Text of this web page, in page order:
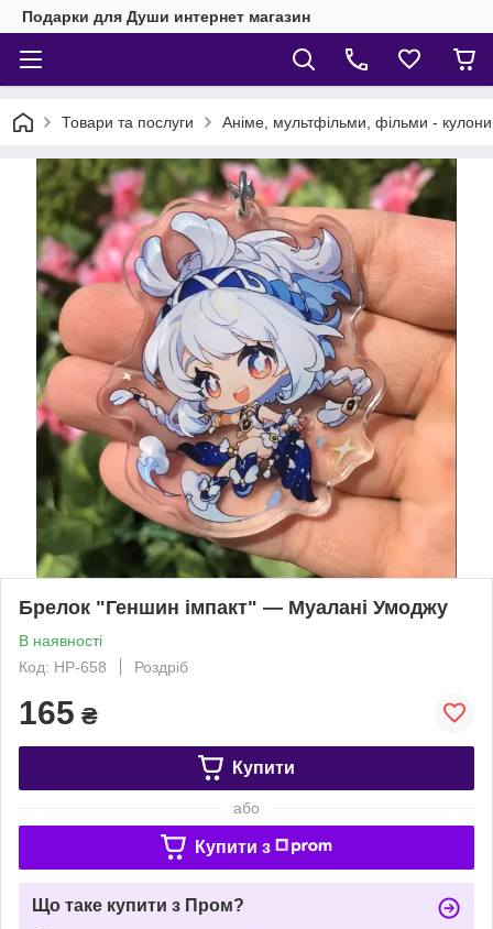
Подарки для Души интернет магазин
Товари та послуги Аніме, мультфільми, фільми -
Брелок "Геншин імпакт" — Муалані Умоджу
В наявності
Код: HP-658
Роздріб
165 ₴
Купити
або
Купити з
Що таке купити з Пром?